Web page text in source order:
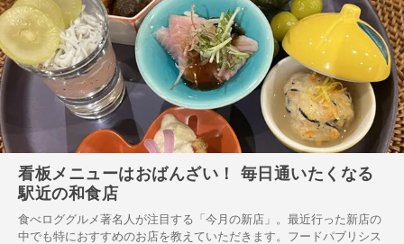
看板メニューはおばんざい！ 毎日通いたくなる
駅近の和食店
食べロググルメ著名人が注目する「今月の新店」。最近行った新店の
中でも特におすすめのお店を教えていただきます。フードパブリシス